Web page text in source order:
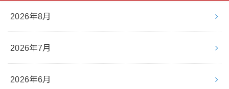
2026年8月
2026年7月
2026年6月